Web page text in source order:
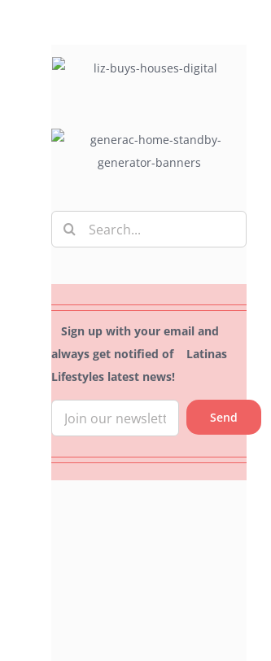
Search
for:
Sign up with your email and
always get notified of Latinas
Lifestyles latest news!